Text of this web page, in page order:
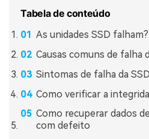
Tabela de conteúdo
As unidades SSD falham?
Causas comuns de falha
Sintomas de falha da SSD
Como verificar a
Como recuperar dados
com defeito